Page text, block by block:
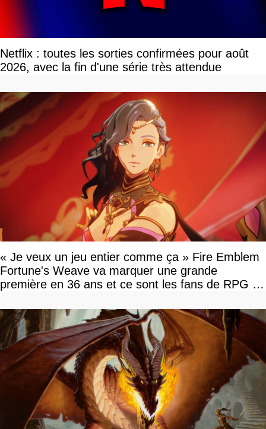
Netflix : toutes les sorties confirmées pour août
2026, avec la fin d'une série très attendue
« Je veux un jeu entier comme ça » Fire Emblem
Fortune's Weave va marquer une grande
première en 36 ans et ce sont les fans de RPG en